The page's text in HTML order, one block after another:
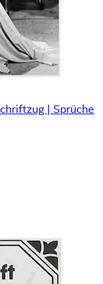
| Sprüche